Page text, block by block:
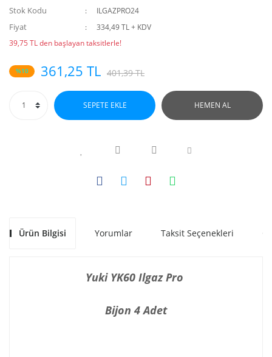
Stok Kodu ILGAZPRO24
Fiyat
334,49 TL + KDV
39,75 TL den başlayan taksitlerle!
%10 361,25 TL 401,39 TL
SEPETE EKLE HEMEN AL
Ürün Bilgisi Yorumlar Taksit Seçenekleri
Yuki YK60 Ilgaz Pro
Bijon 4 Adet